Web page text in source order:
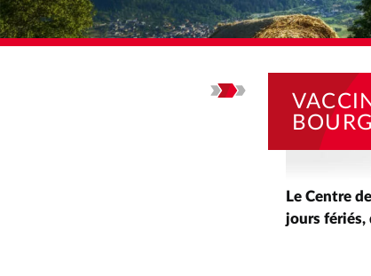
Le Centre
jours fériés,